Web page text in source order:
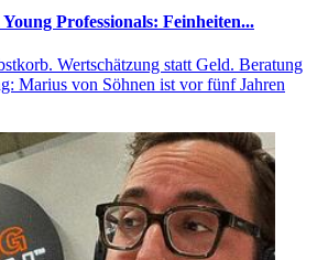
Professionals: Feinheiten...
Wertschätzung statt Geld. Beratung
Marius von Söhnen ist vor fünf Jahren